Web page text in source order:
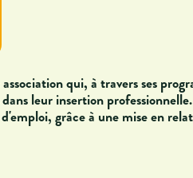
qui, à traversses
leur insertion
grâce à une mise en